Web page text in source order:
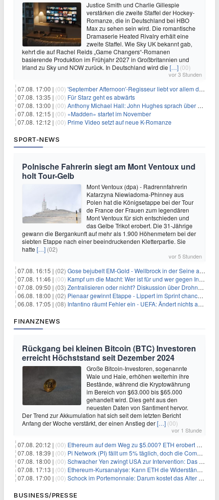
Justice Smith und Charlie Gillespie
verstärken die zweite Staffel der Hockey-
Romanze, die in Deutschland bei HBO
Max zu sehen sein wird. Die romantische
Dramaserie Heated Rivalry erhält eine
zweite Staffel. Wie Sky UK bekannt gab,
kehrt die auf Rachel Reids „Game Changers“-Romanen
basierende Produktion im Frühjahr 2027 in Großbritannien und
Irland zu Sky und NOW zurück. In Deutschland wird die […] (00)
vor 3 Stunden
07.08. 17:00 | (00) 'September Afternoon'-Regisseur liebt vor allem die 'Banalität' in seinen Filmen
07.08. 13:35 | (00) Für Starz geht es abwärts
07.08. 13:00 | (00) Anthony Michael Hall: John Hughes sprach über eine Fortsetzung von 'The Breakfast Club'
07.08. 12:15 | (00) «Madden» startet im November
07.08. 12:12 | (00) Prime Video setzt auf neue K-Romanze
SPORT-NEWS
Polnische Fahrerin siegt am Mont Ventoux und
holt Tour-Gelb
Mont Ventoux (dpa) - Radrennfahrerin
Katarzyna Niewiadoma-Phinney aus
Polen hat die Königsetappe bei der Tour
de France der Frauen zum legendären
Mont Ventoux für sich entschieden und
das Gelbe Trikot erobert. Die 31-Jährige
gewann die Bergankunft auf mehr als 1.900 Höhenmetern bei der
siebten Etappe nach einer beeindruckenden Kletterpartie. Sie
hatte […] (02)
vor 5 Stunden
07.08. 16:15 | (02) Gose bejubelt EM-Gold - Wellbrock in der Seine ausgebremst
07.08. 11:46 | (00) Kampf um die Macht: Wer ist für und wer gegen Infantino?
07.08. 09:50 | (03) Zentralisieren oder nicht? Diskussion über Drohnenabwehr
06.08. 18:00 | (02) Pienaar gewinnt Etappe - Lippert im Sprint chancenlos
06.08. 17:05 | (08) Infantino räumt Fehler ein - UEFA: Ändert nichts an Boykott
FINANZNEWS
Rückgang bei kleinen Bitcoin (BTC) Investoren
erreicht Höchststand seit Dezember 2024
Große Bitcoin-Investoren, sogenannte
Wale und Haie, erhöhen weiterhin ihre
Bestände, während die Kryptowährung
im Bereich von $63.000 bis $65.000
gehandelt wird. Dies geht aus den
neuesten Daten von Santiment hervor.
Der Trend zur Akkumulation hat sich seit dem letzten Bericht
Anfang der Woche verstärkt, der einen Anstieg der[…] (00)
vor 1 Stunde
07.08. 20:12 | (00) Ethereum auf dem Weg zu $5.000? ETH erobert wichtige Marke zurück, während Institutionen weiter akkumulieren
07.08. 18:39 | (00) Pi Network (PI) fällt um 5% täglich, doch die Community bleibt optimistisch
07.08. 18:00 | (00) Schwacher Yen zwingt USA zur Intervention: Das größte Risiko seit 15 Jahren
07.08. 17:13 | (00) Ethereum-Kursanalyse: Kann ETH die Widerstände der gleitenden Durchschnitte überwinden?
07.08. 17:00 | (00) Schock im Portemonnaie: Darum kostet das Alter deutlich mehr als Sie denken
BUSINESS/PRESSE